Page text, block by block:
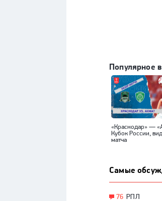
Популярное
«Краснодар» —
Кубок России,
матча
Самые
76 РПЛ